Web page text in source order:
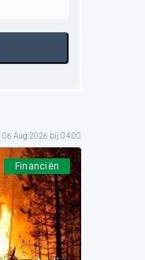
06 Aug 2026 bij 04:00
Financiën